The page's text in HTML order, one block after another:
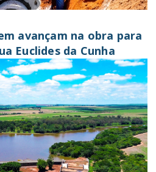
avançam na obra para
Euclides da Cunha